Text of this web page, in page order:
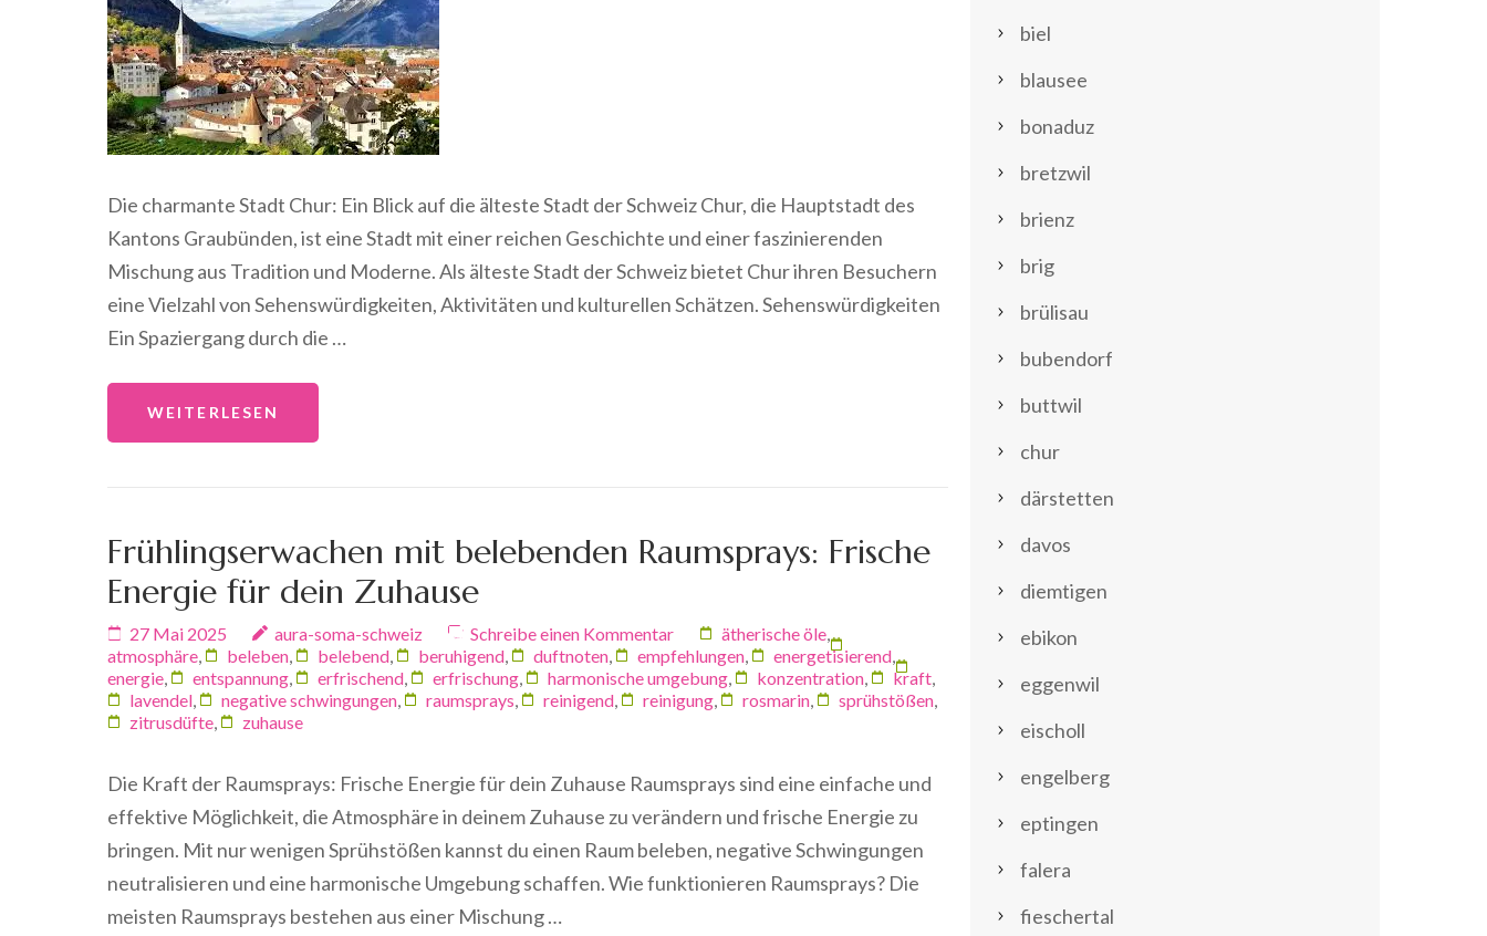
Die charmante Stadt Chur: Ein Blick auf die älteste Stadt der Schweiz Chur, die Hauptstadt des
Kantons Graubünden, ist eine Stadt mit einer reichen Geschichte und einer faszinierenden
Mischung aus Tradition und Moderne. Als älteste Stadt der Schweiz bietet Chur ihren Besuchern
eine Vielzahl von Sehenswürdigkeiten, Aktivitäten und kulturellen Schätzen. Sehenswürdigkeiten
Ein Spaziergang durch die …
WEITERLESEN
Frühlingserwachen mit belebenden Raumsprays: Frische
Energie für dein Zuhause
27 Mai 2025 aura-soma-schweiz Schreibe einen Kommentar ätherische öle
atmosphäre
beleben belebend beruhigend duftnoten empfehlungen energetisierend
energie
entspannung erfrischend erfrischung harmonische umgebung konzentration kraft
lavendel
negative schwingungen raumsprays reinigend reinigung rosmarin sprühstößen
zitrusdüfte
zuhause
Die Kraft der Raumsprays: Frische Energie für dein Zuhause Raumsprays sind eine einfache und
effektive Möglichkeit, die Atmosphäre in deinem Zuhause zu verändern und frische Energie zu
bringen. Mit nur wenigen Sprühstößen kannst du einen Raum beleben, negative Schwingungen
neutralisieren und eine harmonische Umgebung schaffen. Wie funktionieren Raumsprays? Die
meisten Raumsprays bestehen aus einer Mischung …
biel
blausee
bonaduz
bretzwil
brienz
brig
brülisau
bubendorf
buttwil
chur
därstetten
davos
diemtigen
ebikon
eggenwil
eischoll
engelberg
eptingen
falera
fieschertal